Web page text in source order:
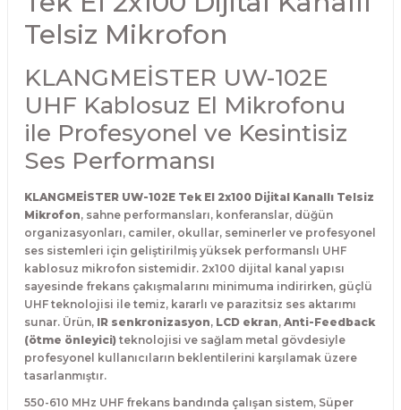
Telsiz Mikrofon
KLANGMEİSTER UW-102E
UHF Kablosuz El Mikrofonu
ile Profesyonel ve Kesintisiz
Ses Performansı
KLANGMEİSTER UW-102E Tek El 2x100 Dijital Kanallı Telsiz
Mikrofon, sahne performansları, konferanslar, düğün
organizasyonları, camiler, okullar, seminerler ve profesyonel
ses sistemleri için geliştirilmiş yüksek performanslı UHF
kablosuz mikrofon sistemidir. 2x100 dijital kanal yapısı
sayesinde frekans çakışmalarını minimuma indirirken, güçlü
UHF teknolojisi ile temiz, kararlı ve parazitsiz ses aktarımı
sunar. Ürün, IR senkronizasyon, LCD ekran, Anti-Feedback
(ötme önleyici) teknolojisi ve sağlam metal gövdesiyle
profesyonel kullanıcıların beklentilerini karşılamak üzere
tasarlanmıştır.
550-610 MHz UHF frekans bandında çalışan sistem, Süper